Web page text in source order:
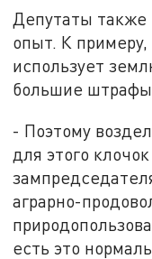
Депутаты также
опыт. К
использует
большие
- Поэтому
для этого
аграрно-
есть это